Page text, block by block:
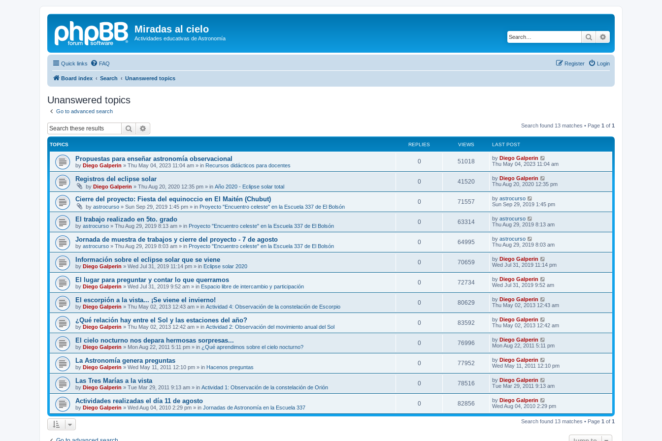
Miradas al cielo
Actividades educativas de Astronomía Search
Quick links FAQ Login
Register
Board index Search Unanswered topics
Unanswered topics
Go to advanced search
Search Search found 13 matches • Page 1 of 1
TOPICS REPLIES VIEWS LAST POST
Propuestas para enseñar astronomía observacional
by Diego Galperin » Thu May 04, 2023 11:04 am » in Recursos didácticos para docentes
0 51018 by Diego Galperin
Thu May 04, 2023 11:04 am
Registros del eclipse solar
by Diego Galperin » Thu Aug 20, 2020 12:35 pm » in Año 2020 - Eclipse solar total
0 41520 by Diego Galperin
Thu Aug 20, 2020 12:35 pm
Cierre del proyecto: Fiesta del equinoccio en El Maitén (Chubut)
by astrocurso » Sun Sep 29, 2019 1:45 pm » in Proyecto "Encuentro celeste" en la Escuela 337 de El Bolsón
0 71557 by astrocurso
Sun Sep 29, 2019 1:45 pm
El trabajo realizado en 5to. grado
by astrocurso » Thu Aug 29, 2019 8:13 am » in Proyecto "Encuentro celeste" en la Escuela 337 de El Bolsón
0 63314 by astrocurso
Thu Aug 29, 2019 8:13 am
Jornada de muestra de trabajos y cierre del proyecto - 7 de agosto
by astrocurso » Thu Aug 29, 2019 8:03 am » in Proyecto "Encuentro celeste" en la Escuela 337 de El Bolsón
0 64995 by astrocurso
Thu Aug 29, 2019 8:03 am
Información sobre el eclipse solar que se viene
by Diego Galperin » Wed Jul 31, 2019 11:14 pm » in Eclipse solar 2020
0 70659 by Diego Galperin
Wed Jul 31, 2019 11:14 pm
El lugar para preguntar y contar lo que querramos
by Diego Galperin » Wed Jul 31, 2019 9:52 am » in Espacio libre de intercambio y participación
0 72734 by Diego Galperin
Wed Jul 31, 2019 9:52 am
El escorpión a la vista... ¡Se viene el invierno!
by Diego Galperin » Thu May 02, 2013 12:43 am » in Actividad 4: Observación de la constelación de Escorpio
0 80629 by Diego Galperin
Thu May 02, 2013 12:43 am
¿Qué relación hay entre el Sol y las estaciones del año?
by Diego Galperin » Thu May 02, 2013 12:42 am » in Actividad 2: Observación del movimiento anual del Sol
0 83592 by Diego Galperin
Thu May 02, 2013 12:42 am
El cielo nocturno nos depara hermosas sorpresas...
by Diego Galperin » Mon Aug 22, 2011 5:11 pm » in ¿Qué aprendimos sobre el cielo nocturno?
0 76996 by Diego Galperin
Mon Aug 22, 2011 5:11 pm
La Astronomía genera preguntas
by Diego Galperin » Wed May 11, 2011 12:10 pm » in Hacenos preguntas
0 77952 by Diego Galperin
Wed May 11, 2011 12:10 pm
Las Tres Marías a la vista
by Diego Galperin » Tue Mar 29, 2011 9:13 am » in Actividad 1: Observación de la constelación de Orión
0 78516 by Diego Galperin
Tue Mar 29, 2011 9:13 am
Actividades realizadas el día 11 de agosto
by Diego Galperin » Wed Aug 04, 2010 2:29 pm » in Jornadas de Astronomía en la Escuela 337
0 82856 by Diego Galperin
Wed Aug 04, 2010 2:29 pm
Search found 13 matches • Page 1 of 1